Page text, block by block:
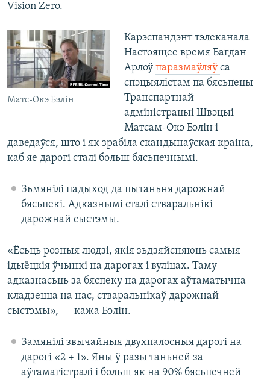
Vision Zero.
Матс-Окэ Бэлін
Карэспандэнт тэлеканала
Настоящее время Багдан
Арлоў паразмаўляў са
спэцыялістам па бясьпецы
Транспартнай
адміністрацыі Швэцыі
Матсам-Окэ Бэлін і
даведаўся, што і як зрабіла скандынаўская краіна,
каб яе дарогі сталі больш бясьпечнымі.
Зьмянілі падыход да пытаньня дарожнай
бясьпекі. Адказнымі сталі стваральнікі
дарожнай сыстэмы.
«Ёсьць розныя людзі, якія зьдзяйсняюць самыя
ідыёцкія ўчынкі на дарогах і вуліцах. Таму
адказнасьць за бяспеку на дарогах аўтаматычна
кладзецца на нас, стваральнікаў дарожнай
сыстэмы», — кажа Бэлін.
Замянілі звычайныя двухпалосныя дарогі на
дарогі «2 + 1». Яны ў разы таньней за
аўтамагістралі і больш як на 90% бясьпечней